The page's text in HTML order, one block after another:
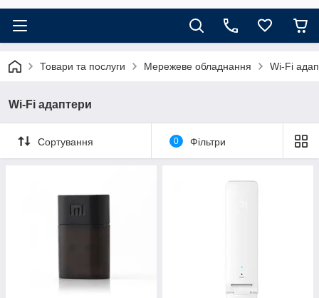
Товари та послуги Мережеве обладнання Wi-Fi
Wi-Fi адаптери
Сортування 0 Фільтри